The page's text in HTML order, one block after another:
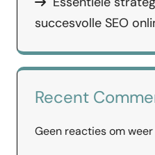
succesvolle SEO
Recent
Geen reacties om